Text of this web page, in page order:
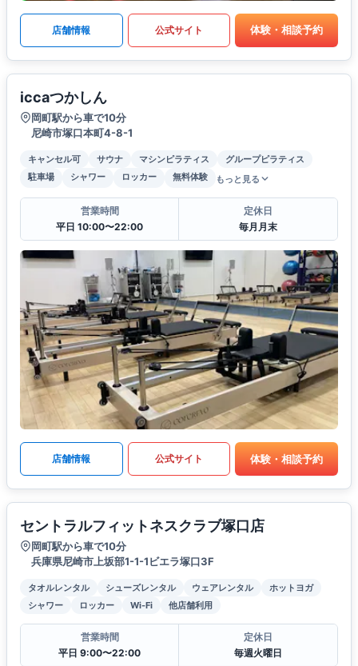
店舗情報 公式サイト 体験・相談予約
iccaつかしん
岡町駅から車で10分
尼崎市塚口本町4-8-1
キャンセル可 サウナ マシンピラティス
グループピラティス
駐車場
シャワー ロッカー 無料体験 もっと見る
営業時間
平日 10:00〜22:00
定休日
毎月月末
店舗情報 公式サイト 体験・相談予約
セントラルフィットネスクラブ塚口店
岡町駅から車で10分
兵庫県尼崎市上坂部1-1-1ビエラ塚口3F
タオルレンタル シューズレンタル ウェアレンタル
ホットヨガ
シャワー
ロッカー Wi-Fi 他店舗利用
営業時間
平日 9:00〜22:00
定休日
毎週火曜日